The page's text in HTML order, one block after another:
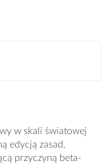
w skali światowej
edycją zasad,
przyczyną beta-